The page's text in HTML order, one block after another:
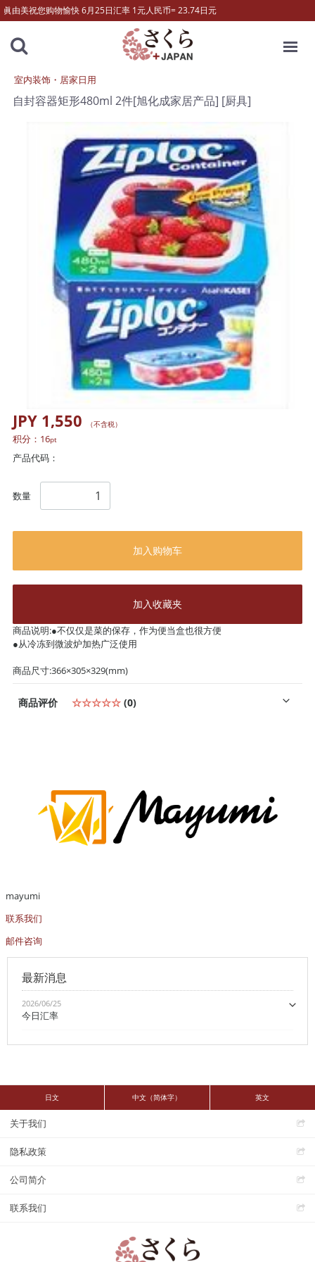
眞由美祝您购物愉快 6月25日汇率 1元人民币= 23.74日元
室内装饰・居家日用
自封容器矩形480ml 2件[旭化成家居产品] [厨具]
JPY 1,550 （不含税）
积分： 16pt
产品代码：
数量
加入购物车
加入收藏夹
商品说明:●不仅仅是菜的保存，作为便当盒也很方便
●从冷冻到微波炉加热广泛使用
商品尺寸:366×305×329(mm)
商品评价 ☆☆☆☆☆ (0)
mayumi
联系我们
邮件咨询
最新消息
2026/06/25
今日汇率
日文 中文（简体字） 英文
关于我们
隐私政策
公司简介
联系我们